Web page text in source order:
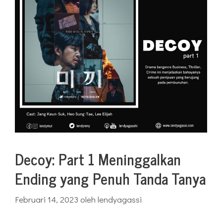
Decoy: Part 1 Meninggalkan
Ending yang Penuh Tanda Tanya
Februari 14, 2023 oleh lendyagassi